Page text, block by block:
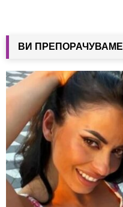
ВИ ПРЕПОРАЧУВАМЕ